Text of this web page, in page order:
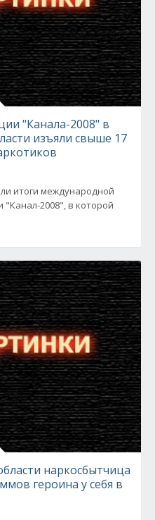
"Канала-2008" в
изъяли свыше 17
итоги международной
2008", в которой
наркосбытчица
героина у себя в